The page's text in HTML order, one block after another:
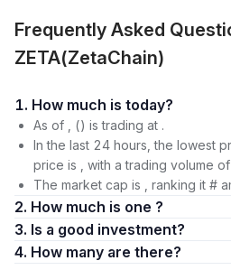
Frequently Asked
ZETA(ZetaChain)
1. How much is today?
As of , () is trading at .
In the last 24 hours, the lowest
price is , with a trading volume of
The market cap is , ranking it #
2. How much is one ?
3. Is a good investment?
4. How many are there?